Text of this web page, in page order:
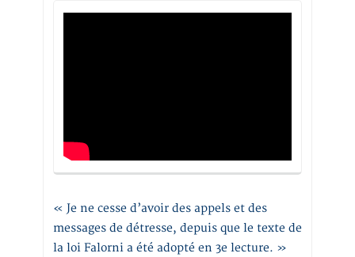
« Je ne cesse d’avoir des appels et des
messages de détresse, depuis que le texte de
la loi Falorni a été adopté en 3e lecture. »